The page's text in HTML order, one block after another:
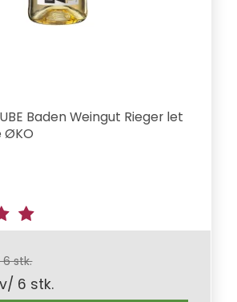
Baden Weingut Rieger let
ØKO
6 stk.
v/ 6 stk.